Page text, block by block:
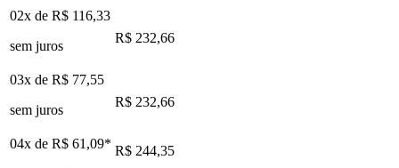
02x de R$ 116,33
sem juros
R$ 232,66
03x de R$ 77,55
sem juros
R$ 232,66
04x de R$ 61,09* R$ 244,35